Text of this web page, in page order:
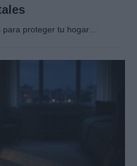
proteger tu hogar…